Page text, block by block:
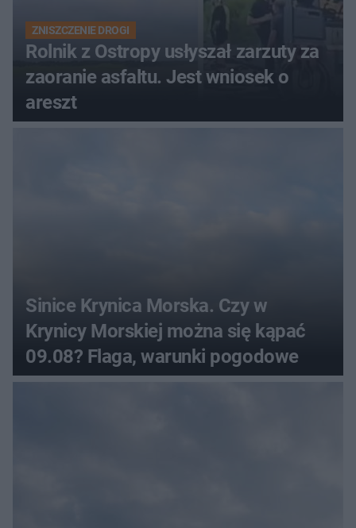
ZNISZCZENIE DROGI
Rolnik z Ostropy usłyszał zarzuty za
zaoranie asfaltu. Jest wniosek o
areszt
Sinice Krynica Morska. Czy w
Krynicy Morskiej można się kąpać
09.08? Flaga, warunki pogodowe